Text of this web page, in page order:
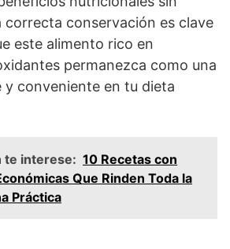
correcta conservación es clave
este alimento rico en
permanezca como una
y conveniente en tu dieta
te interese: 10 Recetas con
Que Rinden Toda la
Práctica